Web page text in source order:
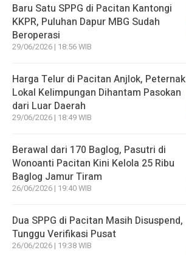
Baru Satu SPPG di Pacitan Kantongi
KKPR, Puluhan Dapur MBG Sudah
Beroperasi
29/06/2026 | 18:56 WIB
Harga Telur di Pacitan Anjlok, Peternak
Lokal Kelimpungan Dihantam Pasokan
dari Luar Daerah
29/06/2026 | 18:49 WIB
Berawal dari 170 Baglog, Pasutri di
Wonoanti Pacitan Kini Kelola 25 Ribu
Baglog Jamur Tiram
26/06/2026 | 19:40 WIB
Dua SPPG di Pacitan Masih Disuspend,
Tunggu Verifikasi Pusat
26/06/2026 | 19:38 WIB